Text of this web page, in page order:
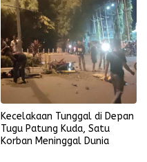
Kecelakaan Tunggal di Depan
Tugu Patung Kuda, Satu
Korban Meninggal Dunia